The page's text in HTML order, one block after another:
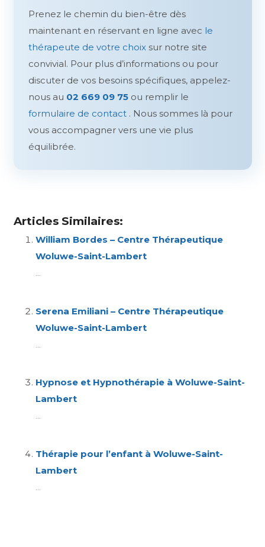
Prenez le chemin du bien-être dès
maintenant en réservant en ligne avec le
thérapeute de votre choixsur notre site
convivial. Pour plus d’informations ou pour
discuter de vos besoins spécifiques, appelez-
nous au 02 669 09 75ou remplir le
formulaire de contact. Nous sommes là pour
vous accompagner vers une vie plus
équilibrée.
Articles Similaires:
William Bordes – Centre Thérapeutique
Woluwe-Saint-Lambert
...
Serena Emiliani – Centre Thérapeutique
Woluwe-Saint-Lambert
Hypnose et Hypnothérapie à Woluwe-Saint-
Lambert
...
Thérapie pour l’enfant à Woluwe-Saint-
Lambert